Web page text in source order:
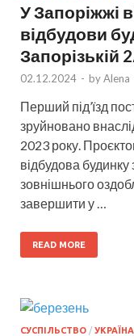
У Запоріжжі
відбудови
Запорізькій
02.12.2024 - byAlena
Перший під’їзд
зруйновано
2023 року.
відбудова
зовнішнього
завершити у …
READ MORE
СУСПІЛЬСТВО / УКРАЇНА